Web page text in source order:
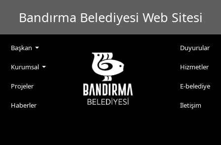
Bandırma Belediyesi Web Sitesi
Başkan
Kurumsal
Projeler
Haberler
Duyurular
Hizmetler
E-belediye
İletişim